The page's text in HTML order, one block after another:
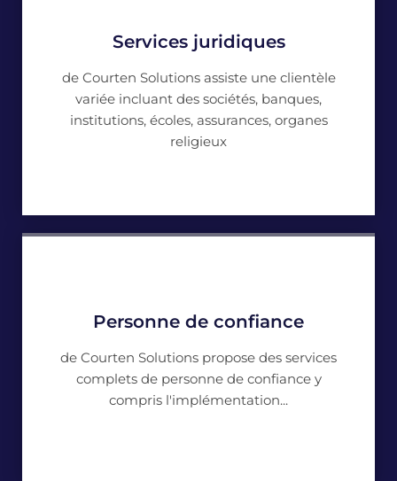
Services juridiques
de Courten Solutions assiste une clientèle
variée incluant des sociétés, banques,
institutions, écoles, assurances, organes
religieux
Personne de confiance
de Courten Solutions propose des services
complets de personne de confiance y
compris l'implémentation...